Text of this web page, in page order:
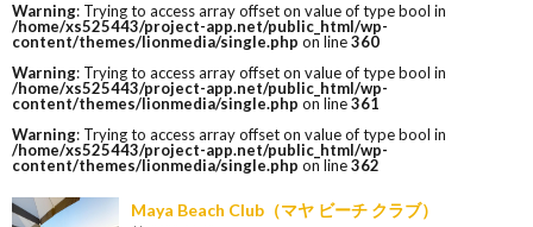
Warning: Trying to access array offset on value of type bool in
/home/xs525443/project-app.net/public_html/wp-
content/themes/lionmedia/single.php on line360
Warning: Trying to access array offset on value of type bool in
/home/xs525443/project-app.net/public_html/wp-
content/themes/lionmedia/single.php on line361
Warning: Trying to access array offset on value of type bool in
/home/xs525443/project-app.net/public_html/wp-
content/themes/lionmedia/single.php on line362
Maya Beach Club（マヤ ビーチ クラブ）